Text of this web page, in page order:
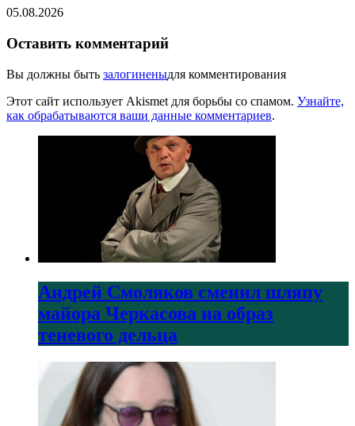
05.08.2026
Оставить комментарий
Вы должны быть залогиненыдля комментирования
Этот сайт использует Akismet для борьбы со спамом. Узнайте,
как обрабатываются ваши данные комментариев.
Андрей Смоляков сменил шляпу
майора Черкасова на образ
теневого дельца